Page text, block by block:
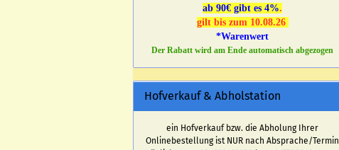
ab 90€ gibt es 4%.
gilt bis zum 10.08.26
*Warenwert
Der Rabatt wird am Ende automatisch abgezogen
Hofverkauf & Abholstation
ein Hofverkauf bzw. die Abholung Ihrer
Onlinebestellung ist NUR nach Absprache/Termin